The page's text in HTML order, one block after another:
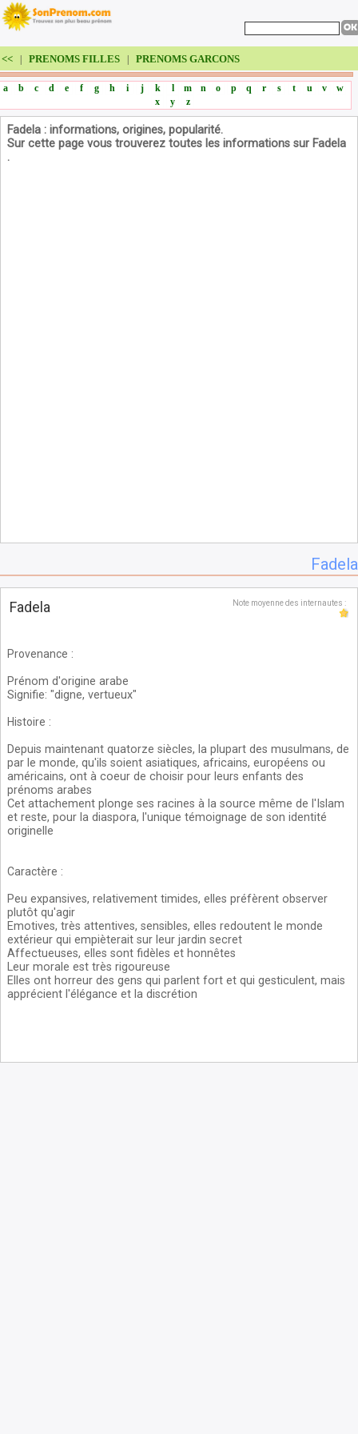
<< PRENOMS FILLES PRENOMS GARCONS
a b c d e f g h i j k l m n o p q r s t u v
w
x
y z
Fadela : informations, origines, popularité.
Sur cette page vous trouverez toutes les informations sur Fadela
.
Fadela
Fadela Note moyenne des internautes :
Provenance :
Prénom d'origine arabe
Signifie: "digne, vertueux"
Histoire :
Depuis maintenant quatorze siècles, la plupart des musulmans, de
par le monde, qu'ils soient asiatiques, africains, européens ou
américains, ont à coeur de choisir pour leurs enfants des
prénoms arabes
Cet attachement plonge ses racines à la source même de l'Islam
et reste, pour la diaspora, l'unique témoignage de son identité
originelle
Caractère :
Peu expansives, relativement timides, elles préfèrent observer
plutôt qu'agir
Emotives, très attentives, sensibles, elles redoutent le monde
extérieur qui empièterait sur leur jardin secret
Affectueuses, elles sont fidèles et honnêtes
Leur morale est très rigoureuse
Elles ont horreur des gens qui parlent fort et qui gesticulent, mais
apprécient l'élégance et la discrétion